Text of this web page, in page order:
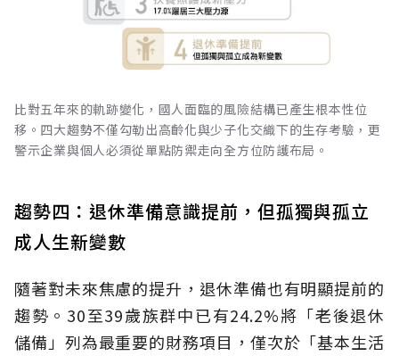
比對五年來的軌跡變化，國人面臨的風險結構已產生根本性位
移。四大趨勢不僅勾勒出高齡化與少子化交織下的生存考驗，更
警示企業與個人必須從單點防禦走向全方位防護布局。
趨勢四：退休準備意識提前，但孤獨與孤立
成人生新變數
隨著對未來焦慮的提升，退休準備也有明顯提前的
趨勢。30至39歲族群中已有24.2%將「老後退休
儲備」列為最重要的財務項目，僅次於「基本生活